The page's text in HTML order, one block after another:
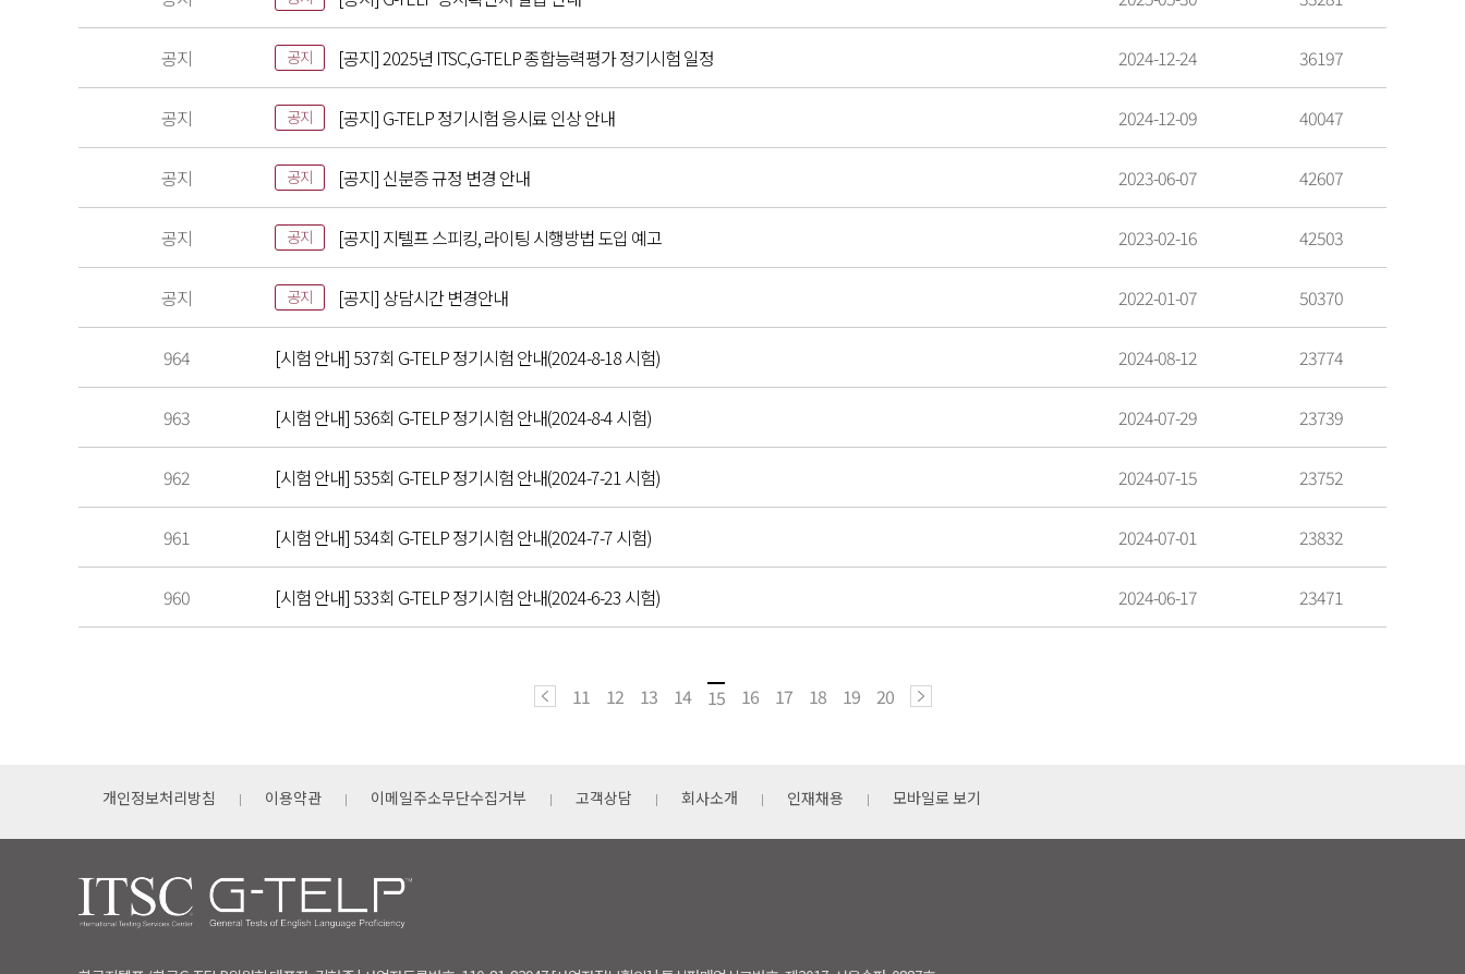
공지 공지 [공지] 2025년 ITSC,G-TELP 종합능력평가 정기시험 일정 2024-12-24 36197
공지 공지 [공지] G-TELP 정기시험 응시료 인상 안내 2024-12-09 40047
공지 공지 [공지] 신분증 규정 변경 안내 2023-06-07 42607
공지 공지 [공지] 지텔프 스피킹, 라이팅 시행방법 도입 예고 2023-02-16 42503
공지 공지 [공지] 상담시간 변경안내 2022-01-07 50370
964 [시험 안내] 537회 G-TELP 정기시험 안내(2024-8-18 시험) 2024-08-12 23774
963 [시험 안내] 536회 G-TELP 정기시험 안내(2024-8-4 시험) 2024-07-29 23739
962 [시험 안내] 535회 G-TELP 정기시험 안내(2024-7-21 시험) 2024-07-15 23752
961 [시험 안내] 534회 G-TELP 정기시험 안내(2024-7-7 시험) 2024-07-01 23832
960 [시험 안내] 533회 G-TELP 정기시험 안내(2024-6-23 시험) 2024-06-17 23471
11 12 13 14 15 16 17 18 19 20
개인정보처리방침 이용약관 이메일주소무단수집거부 고객상담 회사소개 인재채용 모바일로 보기